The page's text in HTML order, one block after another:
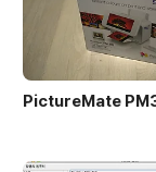
PictureMate